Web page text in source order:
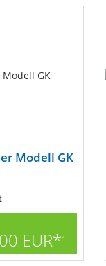
Modell GK
EUR*1